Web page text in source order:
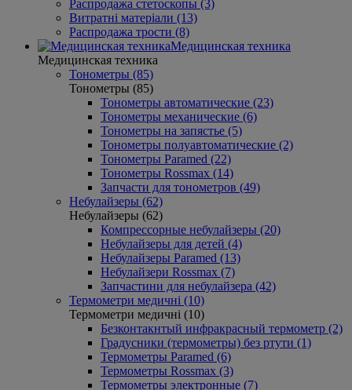
Распродажа стетоскопы (3)
Витратні матеріали (13)
Распродажа трости (8)
Медицинская техника
Медицинская техника
Тонометры (85)
Тонометры (85)
Тонометры автоматические (23)
Тонометры механические (6)
Тонометры на запястье (5)
Тонометры полуавтоматические (2)
Тонометры Paramed (22)
Тонометры Rossmax (14)
Запчасти для тонометров (49)
Небулайзеры (62)
Небулайзеры (62)
Компрессорные небулайзеры (20)
Небулайзеры для детей (4)
Небулайзеры Paramed (13)
Небулайзери Rossmax (7)
Запчастини для небулайзера (42)
Термометри медичні (10)
Термометри медичні (10)
Безконтакнтый инфракрасный термометр (2)
Градусники (термометры) без ртути (1)
Термометры Paramed (6)
Термометры Rossmax (3)
Термометры электронные (7)